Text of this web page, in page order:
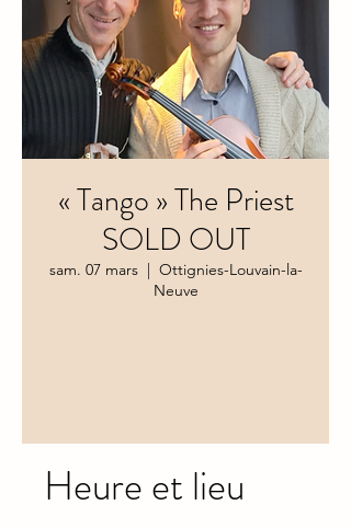
« Tango » The Priest
SOLD OUT
sam. 07 mars
  |
Ottignies-Louvain-la-
Neuve
Heure et lieu